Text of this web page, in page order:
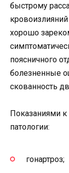
быстрому
хорошо
поясничного
болезненные
скованность
Показаниями
патологии:
гонартроз;